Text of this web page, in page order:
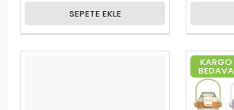
SEPETE EKLE
KARGO
BEDAVA